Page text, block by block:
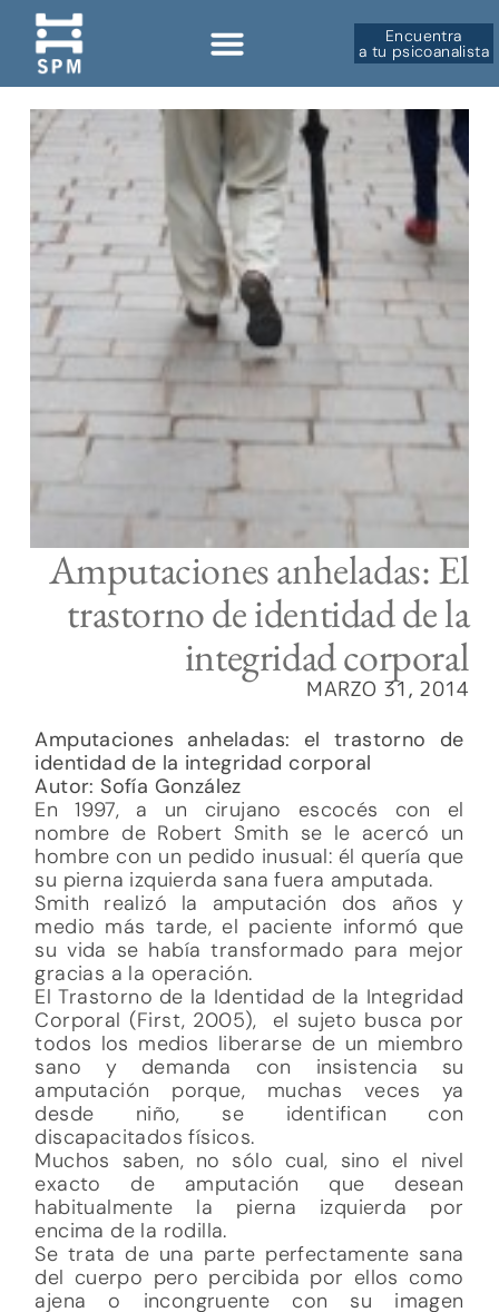
Encuentra
a tu psicoanalista
Amputaciones anheladas: El
trastorno de identidad de la
integridad corporal
MARZO 31, 2014
Amputaciones anheladas: el trastorno de
identidad de la integridad corporal
Autor: Sofía González
En 1997, a un cirujano escocés con el
nombre de Robert Smith se le acercó un
hombre con un pedido inusual: él quería que
su pierna izquierda sana fuera amputada.
Smith realizó la amputación dos años y
medio más tarde, el paciente informó que
su vida se había transformado para mejor
gracias a la operación.
El Trastorno de la Identidad de la Integridad
Corporal (First, 2005), el sujeto busca por
todos los medios liberarse de un miembro
sano y demanda con insistencia su
amputación porque, muchas veces ya
desde niño, se identifican con
discapacitados físicos.
Muchos saben, no sólo cual, sino el nivel
exacto de amputación que desean
habitualmente la pierna izquierda por
encima de la rodilla.
Se trata de una parte perfectamente sana
del cuerpo pero percibida por ellos como
ajena o incongruente con su imagen